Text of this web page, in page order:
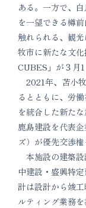
ある。一方で、
を一望できる樽
触れられる、観
牧市に新たな文
CUBES」が３月1
2021年、苫小
るとともに、労
を統合した新た
鹿島建設を代表
ズ）が優先交渉権
本施設の建築設
中建設・盛興特
計は設計から竣
ルティング業務を